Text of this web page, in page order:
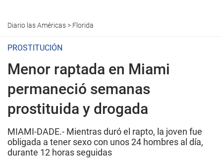
Diario las Américas> Florida
PROSTITUCIÓN
Menor raptada en Miami
permaneció semanas
prostituida y drogada
MIAMI-DADE.- Mientras duró el rapto, la joven fue
obligada a tener sexo con unos 24 hombres al día,
durante 12 horas seguidas